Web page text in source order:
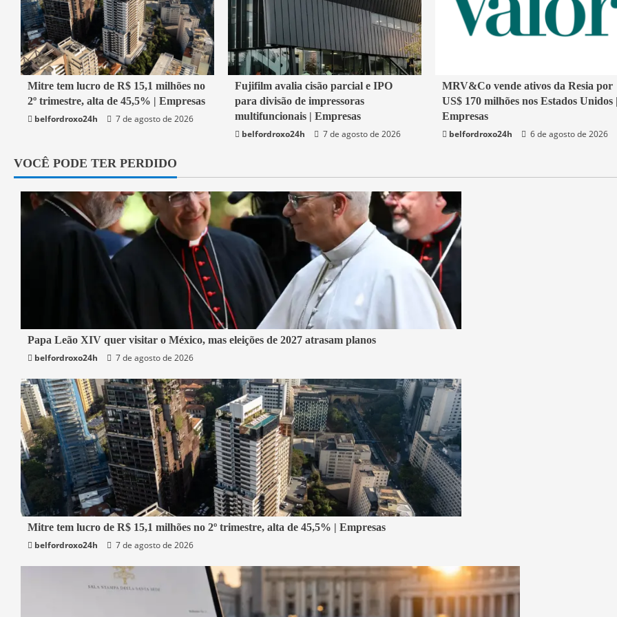
1 min read
Economia
Mitre tem lucro de R$ 15,1 milhões no
2º trimestre, alta de 45,5% | Empresas
belfordroxo24h
7 de agosto de 2026
2 min read
Economia
Fujifilm avalia cisão parcial e IPO
para divisão de impressoras
multifuncionais | Empresas
belfordroxo24h
7 de agosto de 2026
2 min read
Economia
MRV&Co vende ativos da Resia por
US$ 170 milhões nos Estados Unidos
Empresas
belfordroxo24h
6 de agosto de 2026
VOCÊ PODE TER PERDIDO
3 min read
Mundo
Papa Leão XIV quer visitar o México, mas eleições de 2027 atrasam planos
belfordroxo24h
7 de agosto de 2026
1 min read
Economia
Mitre tem lucro de R$ 15,1 milhões no 2º trimestre, alta de 45,5% | Empresas
belfordroxo24h
7 de agosto de 2026